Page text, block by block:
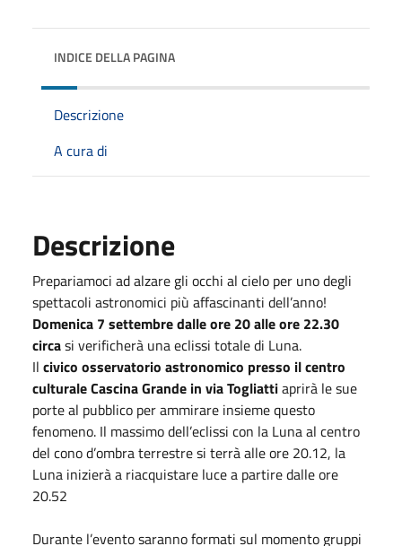
INDICE DELLA PAGINA
Descrizione
A cura di
Descrizione
Prepariamoci ad alzare gli occhi al cielo per uno degli
spettacoli astronomici più affascinanti dell’anno!
Domenica 7 settembre dalle ore 20 alle ore 22.30
circasi verificherà una eclissi totale di Luna.
Il civico osservatorio astronomico presso il centro
culturale Cascina Grande in via Togliattiaprirà le sue
porte al pubblico per ammirare insieme questo
fenomeno. Il massimo dell’eclissi con la Luna al centro
del cono d’ombra terrestre si terrà alle ore 20.12, la
Luna inizierà a riacquistare luce a partire dalle ore
20.52
Durante l’evento saranno formati sul momento gruppi